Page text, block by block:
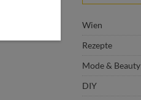
Wien
Rezepte
Mode & Beauty
DIY